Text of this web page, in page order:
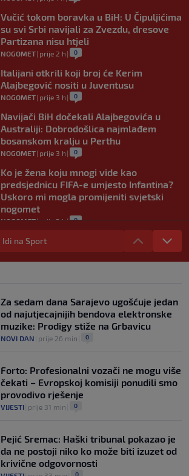
Vučić tokom boravka u BiH: U Čipuljićima
su svi Srbi navijali za Zvezdu, dresove
Partizana nisu htjeli
NOGOMET| prije 2 h | 0
Italijani otkrili koji broj će Kerim
Alajbegović nositi u Juventusu
NOGOMET| prije 3 h | 0
Navijači BiH dočekali Alajbegovića u
Australiji: Dobrodošlica najmlađem
bosanskom kralju u Perthu
NOGOMET| prije 3 h | 0
Ko je žena koju mnogi vide kao
predsjednicu FIFA-e umjesto Infantina?
Uskoro mi mogla promijeniti svjetski
nogomet
NOGOMET|prije 3 h| 0
FIFA se izvinila svim svojim članicama
zbog FFE projekta: Ali rukovodstvo i
dalje podržava Infantina
Lionel Messi postigao dva gola u pobjedi
Inter Miamija i ispisao historiju Leagues
Cupa (VIDEO)
prije 4 h| 0
Idi na Sport
Za sedam dana Sarajevo ugošćuje jedan
od najutjecajnijih bendova elektronske
muzike: Prodigy stiže na Grbavicu
NOVI DAN prije 26 min 0
Forto: Profesionalni vozači ne mogu više
čekati – Evropskoj komisiji ponudili smo
provodivo rješenje
VIJESTI prije 31 min 0
Pejić Sremac: Haški tribunal pokazao je
da ne postoji niko ko može biti izuzet od
krivične odgovornosti
0